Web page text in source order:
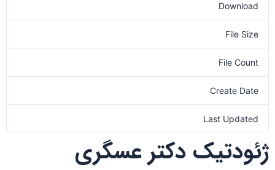
Download
File Size
File Count
Create Date
Last Updated
ژئودتیک دکتر عسگری